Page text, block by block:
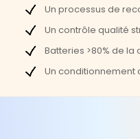
Un processus de
Un contrôle qualité
Batteries >80% de
Un conditionnement